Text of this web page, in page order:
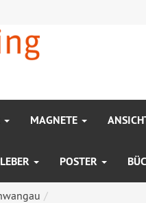
MAGNETE
POSTER